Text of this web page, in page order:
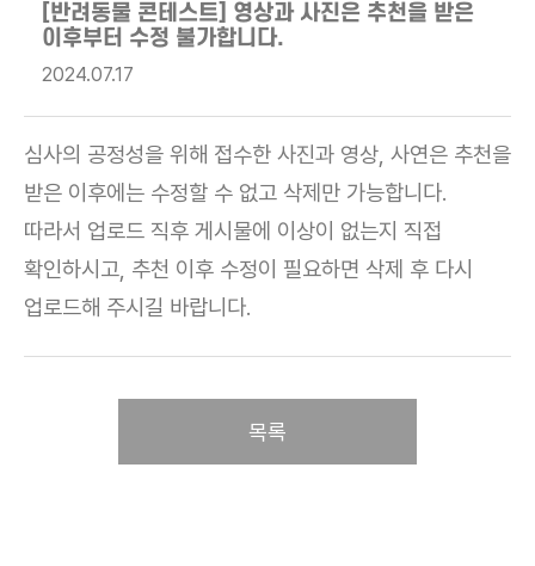
[반려동물 콘테스트] 영상과 사진은 추천을 받은
이후부터 수정 불가합니다.
2024.07.17
심사의 공정성을 위해 접수한 사진과 영상, 사연은 추천을
받은 이후에는 수정할 수 없고 삭제만 가능합니다.
따라서 업로드 직후 게시물에 이상이 없는지 직접
확인하시고, 추천 이후 수정이 필요하면 삭제 후 다시
업로드해 주시길 바랍니다.
목록